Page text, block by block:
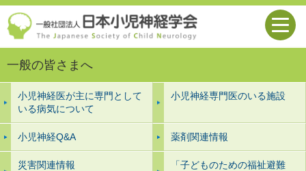
一般の皆さまへ
小児神経医が主に専門として
いる病気について
小児神経専門医のいる施設
小児神経Q&A 薬剤関連情報
災害関連情報
「子どものための福祉避難